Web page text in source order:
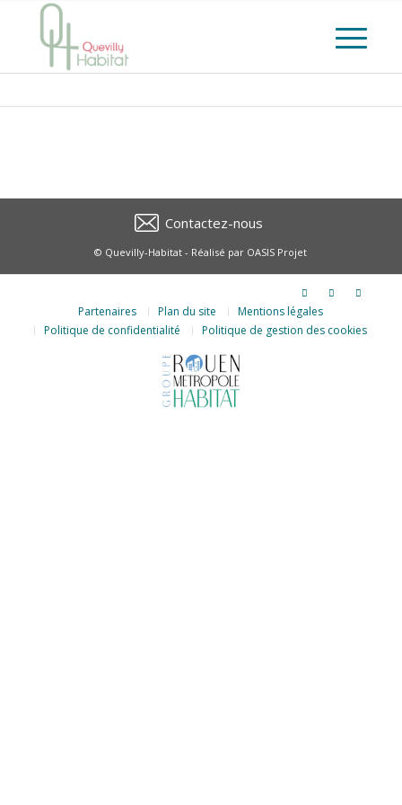
Contactez-nous
© Quevilly-Habitat - Réalisé par OASIS Projet
Partenaires Plan du site
Mentions légales
Politique de confidentialité
Politique de gestion des cookies